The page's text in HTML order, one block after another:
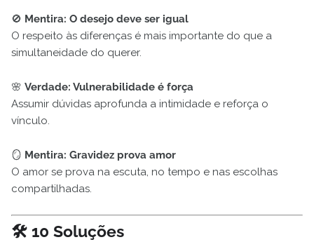
🚫 Mentira: O desejo deve ser igual
O respeito às diferenças é mais importante do que a
simultaneidade do querer.
🌸 Verdade: Vulnerabilidade é força
Assumir dúvidas aprofunda a intimidade e reforça o
vínculo.
🪞 Mentira: Gravidez prova amor
O amor se prova na escuta, no tempo e nas escolhas
compartilhadas.
🛠️ 10 Soluções